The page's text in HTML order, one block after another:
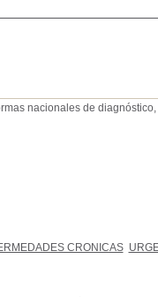
nacionales de diagnóstico,
CRONICAS